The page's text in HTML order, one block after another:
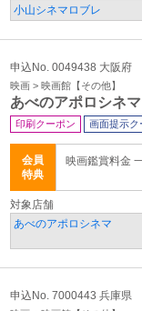
小山シネマロブレ
申込No. 0049438 大阪府
映画 > 映画館【その他】
あべのアポロシネマ
印刷クーポン 画面提示ク
会員
特典
映画鑑賞料金
対象店舗
あべのアポロシネマ
申込No. 7000443 兵庫県